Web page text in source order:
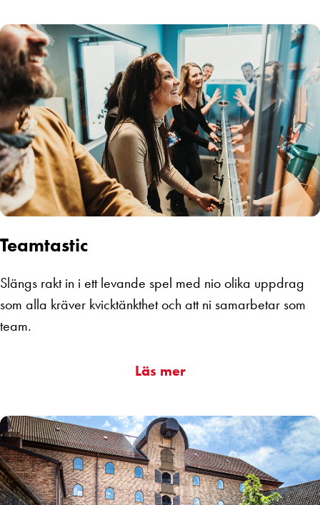
Teamtastic
Slängs rakt in i ett levande spel med nio olika uppdrag
som alla kräver kvicktänkthet och att ni samarbetar som
team.
Läs mer